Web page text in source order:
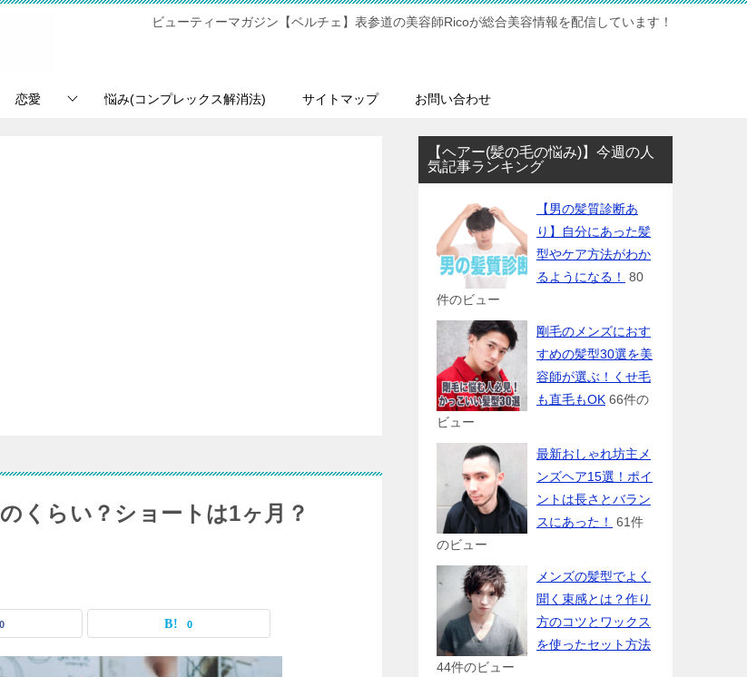
ビューティーマガジン【ベルチェ】表参道の美容師Ricoが総合美容情報を配信しています！
恋愛 悩み(コンプレックス解消法) サイトマップ お問い合わせ
くらい？ショートは1ヶ月？
0 0
【ヘアー(髪の毛の悩み)】今週の人
気記事ランキング
【男の髪質診断あ
り】自分にあった髪
型やケア方法がわか
るようになる！
80
件のビュー
剛毛のメンズにおす
すめの髪型30選を美
容師が選ぶ！くせ毛
も直毛もOK 66件の
ビュー
最新おしゃれ坊主メ
ンズヘア15選！ポイ
ントは長さとバラン
スにあった！
61件
のビュー
メンズの髪型でよく
聞く束感とは？作り
方のコツとワックス
を使ったセット方法
44件のビュー